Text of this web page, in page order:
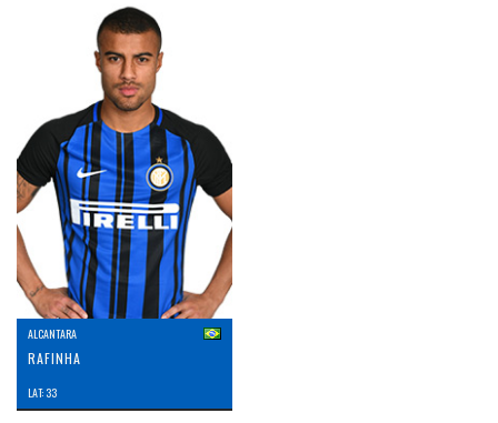
ALCANTARA
RAFINHA
LAT: 33